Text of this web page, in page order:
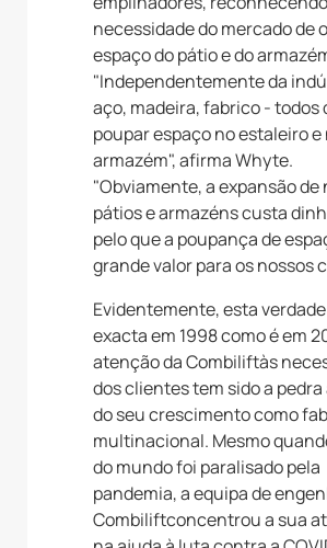
necessidade do mercado de
espaço do pátio e do
"Independentemente da
aço, madeira, fabrico - todos
poupar espaço no estaleiro e
armazém", afirma Whyte.
"Obviamente, a expansão de
pátios e armazéns custa
pelo que a poupança de
grande valor para os nossos
Evidentemente, esta
exacta em 1998 como é em
atenção da Combiliftàs
dos clientes tem sido a
do seu crescimento como
multinacional. Mesmo
do mundo foi paralisado pela
pandemia, a equipa de
Combiliftconcentrou a sua